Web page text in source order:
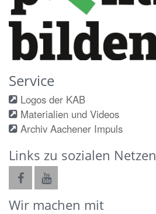
Service
Logos der KAB
Materialien und Videos
Archiv Aachener Impuls
Links zu sozialen Netzen
Wir machen mit